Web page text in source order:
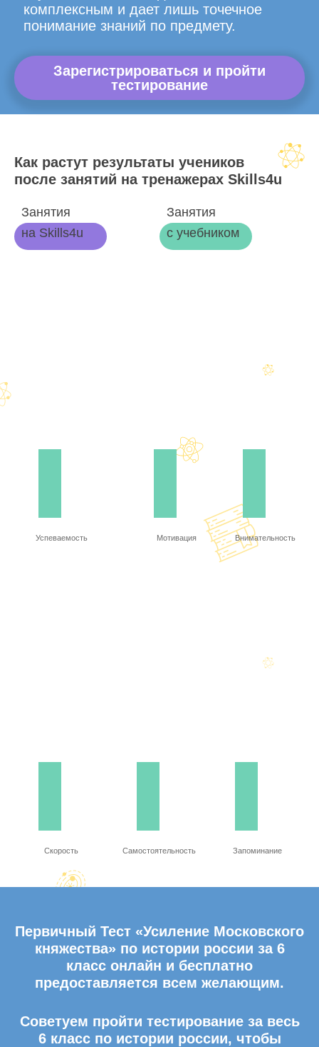
комплексным и дает лишь точечное
понимание знаний по предмету.
Зарегистрироваться и пройти
тестирование
Как растут результаты учеников
после занятий на тренажерах Skills4u
Занятия
на Skills4u
Занятия
с учебником
Успеваемость Мотивация Внимательность
Скорость Самостоятельность Запоминание
Первичный Тест «Усиление Московского
княжества» по истории россии за 6
класс онлайн и бесплатно
предоставляется всем желающим.
Советуем пройти тестирование за весь
6 класс по истории россии, чтобы